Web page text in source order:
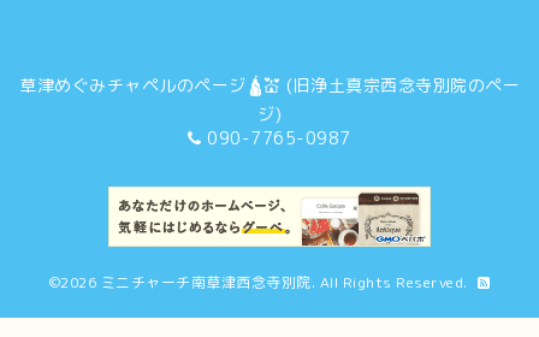
草津めぐみチャペルのページ🛕💒 (旧浄土真宗西念寺別院のペー
ジ)
090-7765-0987
©2026 ミニチャーチ南草津西念寺別院. All Rights Reserved.